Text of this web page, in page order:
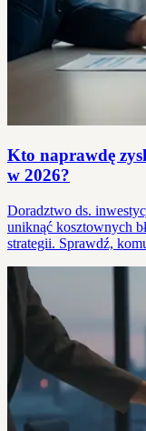
Kto naprawdę
w 2026?
Doradztwo ds.
uniknąć kosztownych
strategii. Sprawdź,